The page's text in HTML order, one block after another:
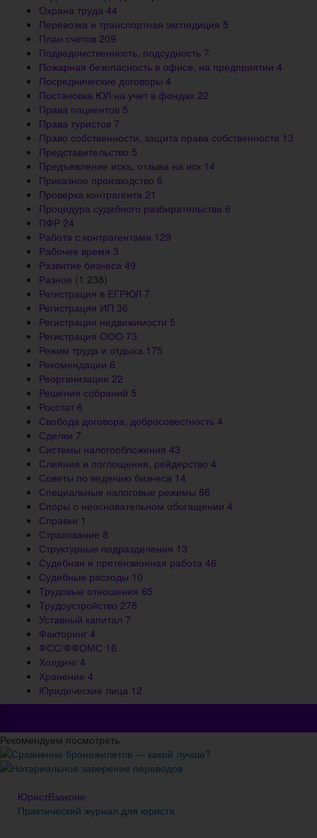
Охрана труда 44
Перевозка и транспортная экспедиция 5
План счетов 209
Подведомственность, подсудность 7
Пожарная безопасность в офисе, на предприятии 4
Посреднические договоры 4
Постановка ЮЛ на учет в фондах 22
Права пациентов 5
Права туристов 7
Право собственности, защита права собственности 13
Представительство 5
Предъявление иска, отзыва на иск 14
Приказное производство 6
Проверка контрагента 21
Процедура судебного разбирательства 6
ПФР 24
Работа с контрагентами 129
Рабочее время 3
Развитие бизнеса 49
Разное (1 238)
Регистрация в ЕГРЮЛ 7
Регистрация ИП 36
Регистрация недвижимости 5
Регистрация ООО 73
Режим труда и отдыха 175
Рекомендации 6
Реорганизация 22
Решения собраний 5
Росстат 6
Свобода договора, добросовестность 4
Сделки 7
Системы налогообложения 43
Слияния и поглощения, рейдерство 4
Советы по ведению бизнеса 14
Специальные налоговые режимы 86
Споры о неосновательном обогащении 4
Справки 1
Страхование 8
Структурные подразделения 13
Судебная и претензионная работа 46
Судебные расходы 10
Трудовые отношения 65
Трудоустройство 278
Уставный капитал 7
Факторинг 4
ФСС/ФФОМС 16
Холдинг 4
Хранение 4
Юридические лица 12
×
Рекомендуем посмотреть
Сравнение бронежилетов — какой лучше?
Нотариальное заверение переводов
ЮристВзаконе
Практический журнал для юриста